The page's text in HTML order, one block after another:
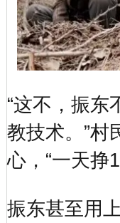
“这不，振东
教技术。”村
心，“一天挣
振东甚至用